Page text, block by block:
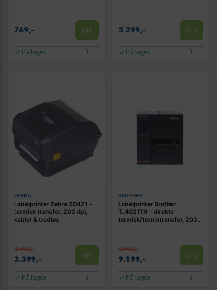
769,- Vis
På lager
3.299,- Vis
På lager
ZEBRA
Labelprinter Zebra ZD421 -
termisk transfer, 203 dpi,
kablet & trådløs
3.499,-
3.399,- Vis
På lager
BROTHER
Labelprinter Brother
TJ4021TN - direkte
termisk/termotransfer, 203
9.499,-
9.199,- Vis
På lager